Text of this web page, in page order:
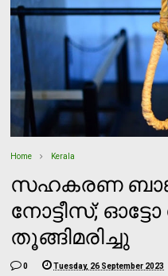
Home Kerala
സഹകരണ
നോട്ടീസ്;
തൂങ്ങിമരിച്ചു
0 Tuesday, 26 September 2023